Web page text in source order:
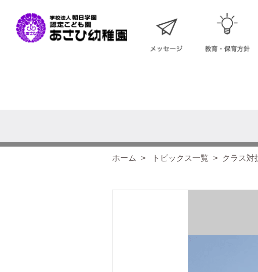
ホーム トピックス一覧 クラス対